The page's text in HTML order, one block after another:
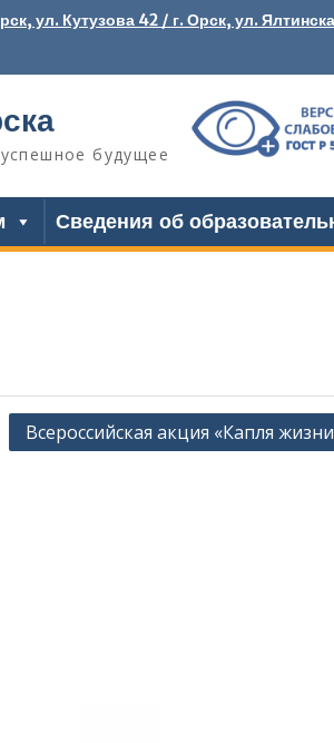
ул. Кутузова 42 / г. Орск, ул.
будущее
Сведения об
Всероссийская акция «Капля